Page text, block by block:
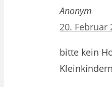
Anonym
20. Februar
bitte kein
Kleinkindern